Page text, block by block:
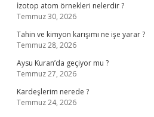
İzotop atom örnekleri nelerdir ?
Temmuz 30, 2026
Tahin ve kimyon karışımı ne işe yarar ?
Temmuz 28, 2026
Aysu Kuran’da geçiyor mu ?
Temmuz 27, 2026
Kardeşlerim nerede ?
Temmuz 24, 2026